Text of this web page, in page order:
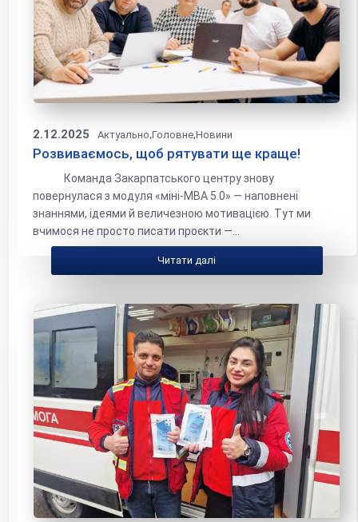
2.12.2025 Актуально,Головне,Новини
Розвиваємось, щоб рятувати ще краще!
Команда Закарпатського центру знову
повернулася з модуля «міні-МВА 5.0» — наповнені
знаннями, ідеями й величезною мотивацією. Тут ми
вчимося не просто писати проєкти —...
Читати далі